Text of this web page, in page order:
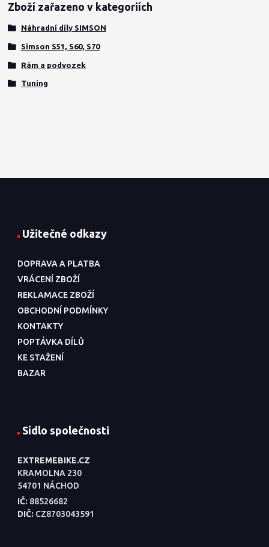
Zboží zařazeno v kategoriích
Náhradní díly SIMSON
Simson S51, S60, S70
Rám a podvozek
Tuning
Užitečné odkazy
DOPRAVA A PLATBA
VRÁCENÍ ZBOŽÍ
REKLAMACE ZBOŽÍ
OBCHODNÍ PODMÍNKY
KONTAKTY
POPTÁVKA DÍLŮ
KE STAŽENÍ
BAZAR
Sídlo společnosti
EXTREMEBIKE.CZ
KRAMOLNA 230
54701 NÁCHOD
IČ: 88526682
DIČ: CZ8703043591